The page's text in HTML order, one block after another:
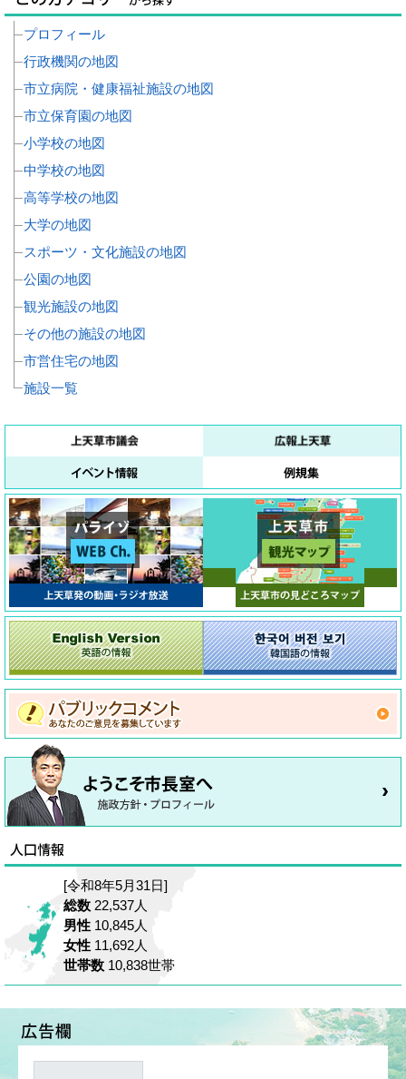
プロフィール
行政機関の地図
市立病院・健康福祉施設の地図
市立保育園の地図
小学校の地図
中学校の地図
高等学校の地図
大学の地図
スポーツ・文化施設の地図
公園の地図
観光施設の地図
その他の施設の地図
市営住宅の地図
施設一覧
[令和8年5月31日]
総数 22,537人
男性 10,845人
女性 11,692人
世帯数 10,838世帯